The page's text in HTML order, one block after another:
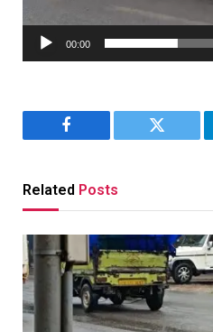
00:00
Facebook Twitter
Related Posts